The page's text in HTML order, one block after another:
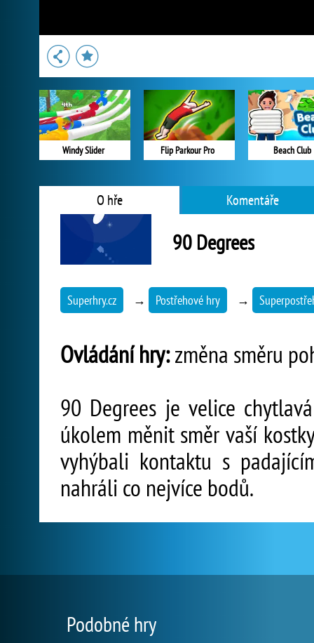
Windy Slider Flip Parkour Pro Beach Club
O hře Komentáře
90 Degrees
Superhry.cz → Postřehové hry →
Ovládání hry:změna směru
90 Degrees je velice
úkolem měnit směr vaší
vyhýbali kontaktu s
nahráli co nejvíce bodů.
Podobné hry